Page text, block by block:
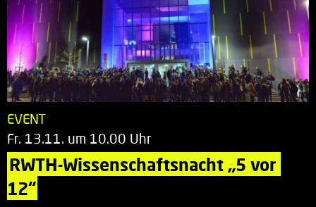
EVENT
Fr. 13.11. um 10.00 Uhr
RWTH-Wissenschaftsnacht „5 vor
12“